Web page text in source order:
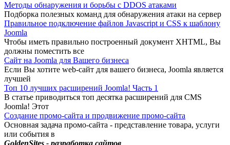
Методы обнаружения и борьбы с DDOS атаками
Подборка полезных команд для обнаружения атаки на сервер
Правильное подключение файлов Javascript и CSS к шаблону
Joomla
Чтобы иметь правильно построенный документ XHTML, Вы
должны поместить все
Сайт на Joomla для Вашего бизнеса
Если Вы хотите web-сайт для вашего бизнеса, Joomla является
лучшей
Топ 10 лучших расширений Joomla! Часть 1
В статье приводиться топ десятка расширений для CMS
Joomla! Этот
Создание промо-сайта и продвижение промо-сайта
Основная задача промо-сайта - представление товара, услуги
или события в